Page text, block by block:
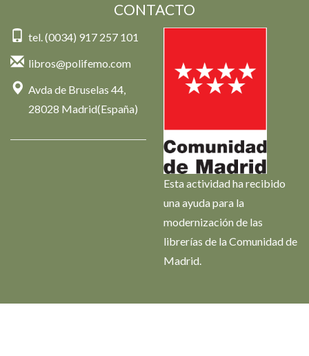
CONTACTO
tel. (0034) 917 257 101
libros@polifemo.com
Avda de Bruselas 44,
28028 Madrid(España)
Esta actividad ha recibido
una ayuda para la
modernización de las
librerías de la Comunidad de
Madrid.